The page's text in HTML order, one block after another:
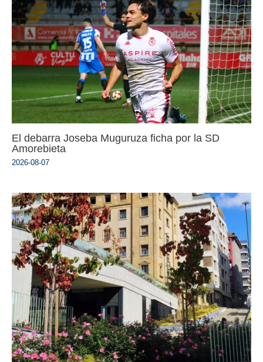
El debarra Joseba Muguruza ficha por la SD
Amorebieta
2026-08-07